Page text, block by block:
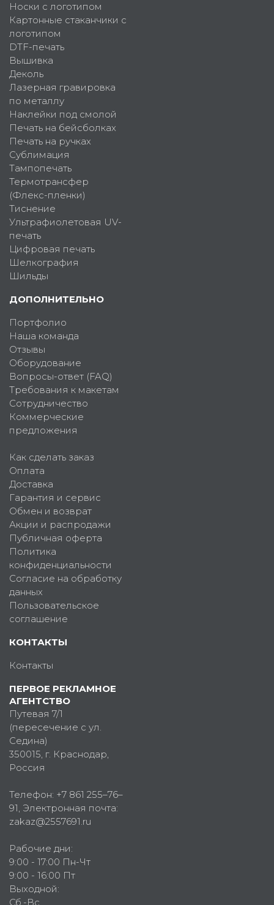
Носки с логотипом
Картонные стаканчики с
логотипом
DTF-печать
Вышивка
Деколь
Лазерная гравировка
по металлу
Наклейки под смолой
Печать на бейсболках
Печать на ручках
Сублимация
Тампопечать
Термотрансфер
(Флекс-пленки)
Тиснение
Ультрафиолетовая UV-
печать
Цифровая печать
Шелкография
Шильды
ДОПОЛНИТЕЛЬНО
Портфолио
Наша команда
Отзывы
Оборудование
Вопросы-ответ (FAQ)
Требования к макетам
Сотрудничество
Коммерческие
предложения
Как сделать заказ
Оплата
Доставка
Гарантия и сервис
Обмен и возврат
Акции и распродажи
Публичная оферта
Политика
конфиденциальности
Согласие на обработку
данных
Пользовательское
соглашение
КОНТАКТЫ
Контакты
ПЕРВОЕ РЕКЛАМНОЕ
АГЕНТСТВО
Путевая 7/1
(пересечение с ул.
Седина)
350015, г. Краснодар,
Россия
Телефон: +7 861 255–76–
91, Электронная почта:
zakaz@2557691.ru
Рабочие дни:
9:00 - 17:00 Пн-Чт
9:00 - 16:00 Пт
Выходной:
Сб.-Вс.